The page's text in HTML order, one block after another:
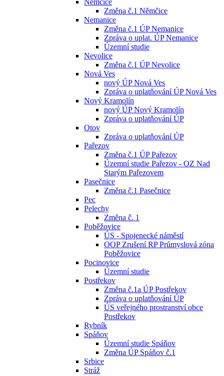
Němčice
Změna č.1 Němčice
Nemanice
Změna č.1 ÚP Nemanice
Zpráva o uplat. ÚP Nemanice
Územní studie
Nevolice
Změna č.1 ÚP Nevolice
Nová Ves
nový ÚP Nová Ves
Zpráva o uplatňování ÚP Nová Ves
Nový Kramolín
nový ÚP Nový Kramolín
Zpráva o uplatňování ÚP
Otov
Zpráva o uplatňování ÚP
Pařezov
Změna č.1 ÚP Pařezov
Územní studie Pařezov - OZ Nad
Starým Pařezovem
Pasečnice
Změna č.1 Pasečnice
Pec
Pelechy
Změna č. 1
Poběžovice
ÚS - Spojenecké náměstí
OOP Zrušení RP Průmyslová zóna
Poběžovice
Pocinovice
Územní studie
Postřekov
Změna č.1a ÚP Postřekov
Zpráva o uplatňování ÚP
ÚS veřejného prostranství obce
Postřekov
Rybník
Spáňov
Územní studie Spáňov
Změna ÚP Spáňov č.1
Srbice
Stráž